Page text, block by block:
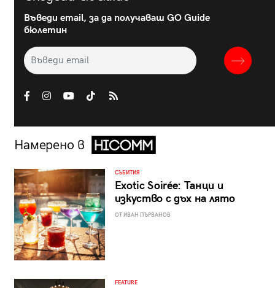
Въведи email, за да получаваш GO Guide
бюлетин
Намерено в
СЪБИТИЯ
Exotic Soirée: Танци и
изкуство с дъх на лято
ОТ ИВАН ПЪРВАНОВ
FEATURE